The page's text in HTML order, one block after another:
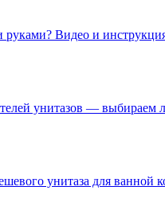
руками? Видео и
унитазов — выбираем
унитаза для ванной